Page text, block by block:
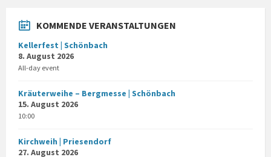
KOMMENDE VERANSTALTUNGEN
Kellerfest | Schönbach
8. August 2026
All-day event
Kräuterweihe – Bergmesse | Schönbach
15. August 2026
10:00
Kirchweih | Priesendorf
27. August 2026